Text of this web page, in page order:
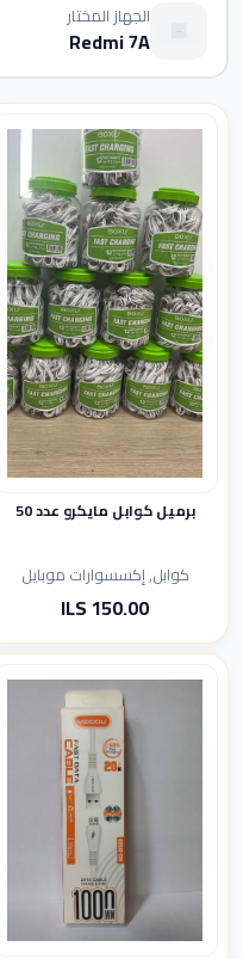
الجهاز المختار
Redmi 7A
برميل كوابل مايكرو عدد 50
كوابل, إكسسوارات موبايل
150.00 ILS